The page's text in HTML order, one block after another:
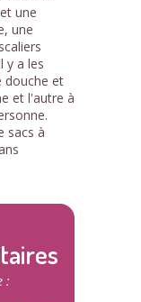
une
une
y a les
douche et
et l'autre à
sacs à
: